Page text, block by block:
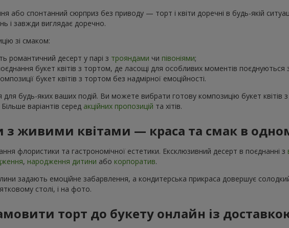
або спонтанний сюрприз без приводу — торт і квіти доречні в будь-якій
і завжди виглядає доречно.
зі смаком:
романтичний десерт у парі з трояндами чи півоніями;
букет квітів з тортом, де ласощі для особливих моментів
букет квітів з тортом без надмірної емоційності.
для будь-яких ваших подій. Ви можете вибрати готову композицію букет квітів
варіантів серед акційних пропозицій та хітів.
з живими квітами — краса та смак в
флористики та гастрономічної естетики. Ексклюзивний десерт в поєднанні з
, народження дитини або корпоратив.
задають емоційне забарвлення, а кондитерська прикраса довершує
столі, і на фото.
торт до букету онлайн із